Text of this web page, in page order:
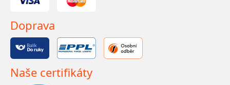
Doprava
Naše certifikáty